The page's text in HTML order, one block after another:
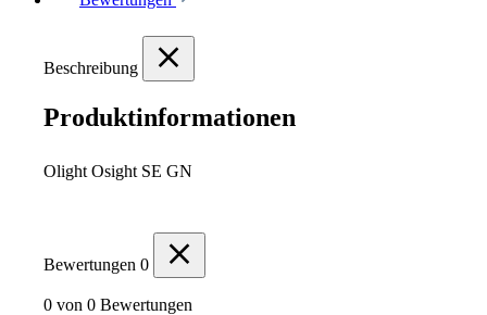
Beschreibung
Produktinformationen
Olight Osight SE GN
Bewertungen 0
0 von 0 Bewertungen